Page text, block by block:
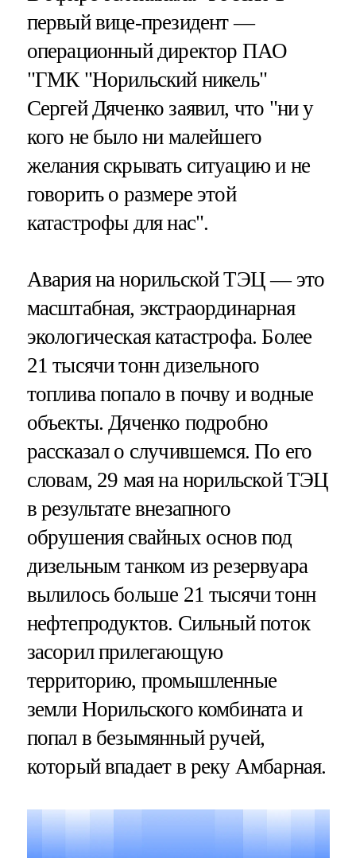
первый вице-президент —
операционный директор ПАО
"ГМК "Норильский никель"
Сергей Дяченко заявил, что "ни у
кого не было ни малейшего
желания скрывать ситуацию и не
говорить о размере этой
катастрофы для нас".
Авария на норильской ТЭЦ — это
масштабная, экстраординарная
экологическая катастрофа. Более
21 тысячи тонн дизельного
топлива попало в почву и водные
объекты. Дяченко подробно
рассказал о случившемся. По его
словам, 29 мая на норильской ТЭЦ
в результате внезапного
обрушения свайных основ под
дизельным танком из резервуара
вылилось больше 21 тысячи тонн
нефтепродуктов. Сильный поток
засорил прилегающую
территорию, промышленные
земли Норильского комбината и
попал в безымянный ручей,
который впадает в реку Амбарная.